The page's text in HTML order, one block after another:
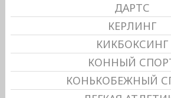
ДАРТС
КЕРЛИНГ
КИКБОКСИНГ
КОННЫЙ
КОНЬКОБЕЖНЫЙ